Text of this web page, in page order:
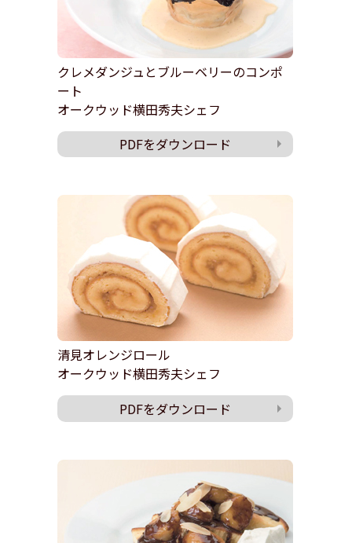
クレメダンジュとブルーベリーのコンポ
ート
オークウッド横田秀夫シェフ
PDFをダウンロード
清見オレンジロール
オークウッド横田秀夫シェフ
PDFをダウンロード